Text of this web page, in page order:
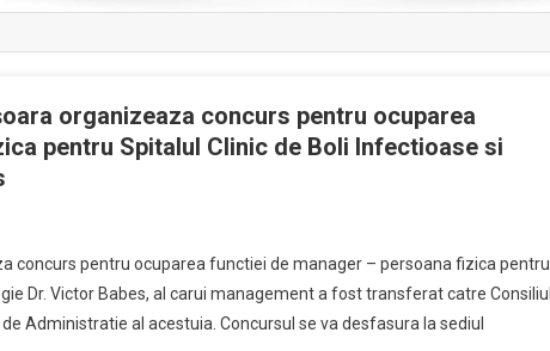
organizeaza concurs pentru ocuparea
pentru Spitalul Clinic de Boli Infectioase si
concurs pentru ocuparea functiei de manager – persoana fizica pentru
Dr. Victor Babes, al carui management a fost transferat catre Consiliul
Administratie al acestuia. Concursul se va desfasura la sediul